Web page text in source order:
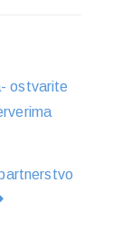
ostvarite